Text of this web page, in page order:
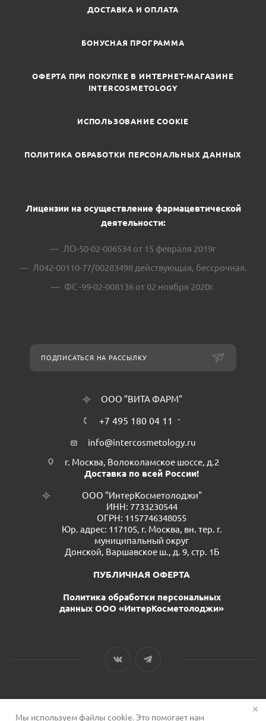
ДОСТАВКА И ОПЛАТА
БОНУСНАЯ ПРОГРАММА
ОФЕРТА ПРИ ПОКУПКЕ В ИНТЕРНЕТ-МАГАЗИНЕ
INTERCOSMETOLOGY
ИСПОЛЬЗОВАНИЕ COOKIE
ПОЛИТИКА ОБРАБОТКИ ПЕРСОНАЛЬНЫХ ДАННЫХ
Лицензии на осуществление фармацевтической
деятельности:
ЛО-50-02-006534 от 15 февраля 2019г
Л042-00110-77/00283498 действующая, бессрочная.
ФС -99-02-008136 от 02 ноября 2020г.
ПОДПИСАТЬСЯ НА РАССЫЛКУ
ООО "ВИТА ФАРМ"
+7 495 180 04 11
info@intercosmetology.ru
г. Москва, Волоколамское шоссе, д.2
Доставка по всей России!
ООО "ИнтерКосметолоджи"
ИНН: 7733230544
ОГРН: 1157746348055
Юр. адрес: 117105, г. Москва, вн. тер. г.
муниципальный округ
Донской, Варшавское ш., д. 9, стр. 1Б
ПУБЛИЧНАЯ ОФЕРТА
Политика обработки персональных
данных ООО «ИнтерКосметолоджи»
Мы используем файлы cookie. Это помогает нам